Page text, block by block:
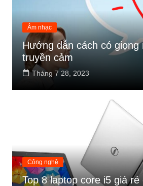
Âm nhạc
Hướng dẫn cách có giọng
truyền cảm
Tháng 7 28, 2023
Công nghệ
Top 8 laptop core i5 giá rẻ